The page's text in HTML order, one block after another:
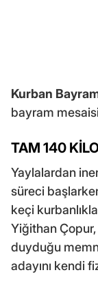
Kurban
bayram
TAM 140
Yaylalardan
süreci
keçi
Yiğithan
duyduğu
adayını kendi